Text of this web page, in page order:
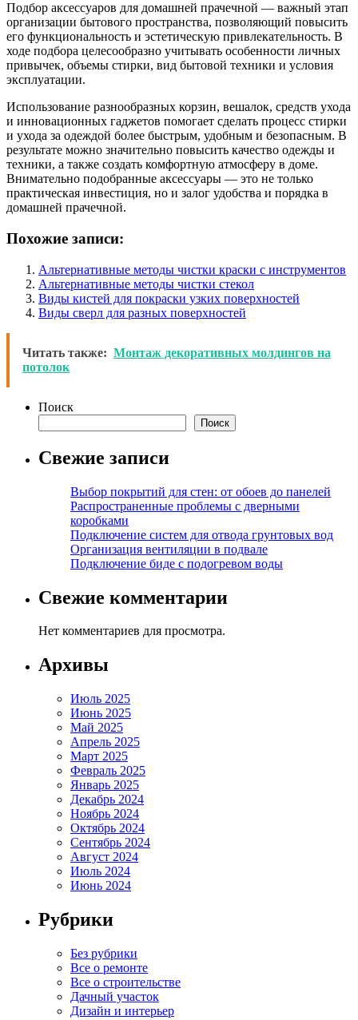
Подбор аксессуаров для домашней прачечной — важный этап
организации бытового пространства, позволяющий повысить
его функциональность и эстетическую привлекательность. В
ходе подбора целесообразно учитывать особенности личных
привычек, объемы стирки, вид бытовой техники и условия
эксплуатации.
Использование разнообразных корзин, вешалок, средств ухода
и инновационных гаджетов помогает сделать процесс стирки
и ухода за одеждой более быстрым, удобным и безопасным. В
результате можно значительно повысить качество одежды и
техники, а также создать комфортную атмосферу в доме.
Внимательно подобранные аксессуары — это не только
практическая инвестиция, но и залог удобства и порядка в
домашней прачечной.
Похожие записи:
Альтернативные методы чистки краски с инструментов
Альтернативные методы чистки стекол
Виды кистей для покраски узких поверхностей
Виды сверл для разных поверхностей
Читать также: Монтаж декоративных молдингов на
потолок
Поиск
Поиск
Свежие записи
Выбор покрытий для стен: от обоев до панелей
Распространенные проблемы с дверными
коробками
Подключение систем для отвода грунтовых вод
Организация вентиляции в подвале
Подключение биде с подогревом воды
Свежие комментарии
Нет комментариев для просмотра.
Архивы
Июль 2025
Июнь 2025
Май 2025
Апрель 2025
Март 2025
Февраль 2025
Январь 2025
Декабрь 2024
Ноябрь 2024
Октябрь 2024
Сентябрь 2024
Август 2024
Июль 2024
Июнь 2024
Рубрики
Без рубрики
Все о ремонте
Все о строительстве
Дачный участок
Дизайн и интерьер